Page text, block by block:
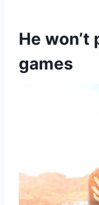
He won’t
games